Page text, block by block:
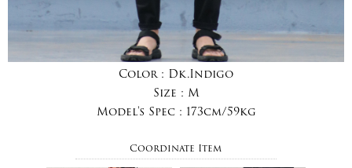
Color : Dk.Indigo
Size : M
Model's Spec : 173cm/59kg
Coordinate Item